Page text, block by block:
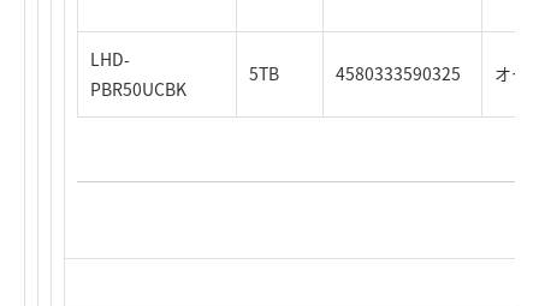
LHD-
PBR50UCBK
5TB 4580333590325 オー